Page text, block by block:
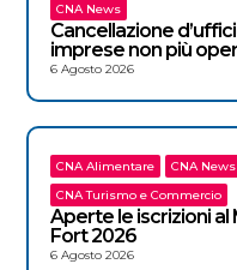
CNA News
Cancellazione
imprese non più
6 Agosto 2026
CNA Alimentare
CNA News
CNA Turismo e Commercio
Aperte le iscrizioni al
Fort 2026
6 Agosto 2026